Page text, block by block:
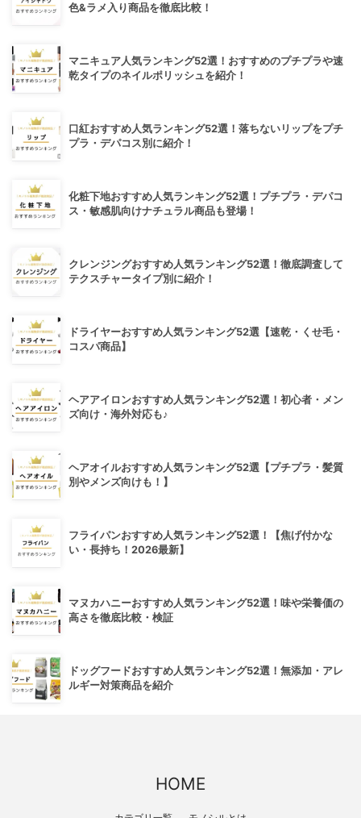
色&ラメ入り商品を徹底比較！
マニキュア人気ランキング52選！おすすめのプチプラや速
乾タイプのネイルポリッシュを紹介！
口紅おすすめ人気ランキング52選！落ちないリップをプチ
プラ・デパコス別に紹介！
化粧下地おすすめ人気ランキング52選！プチプラ・デパコ
ス・敏感肌向けナチュラル商品も登場！
クレンジングおすすめ人気ランキング52選！徹底調査して
テクスチャータイプ別に紹介！
ドライヤーおすすめ人気ランキング52選【速乾・くせ毛・
コスパ商品】
ヘアアイロンおすすめ人気ランキング52選！初心者・メン
ズ向け・海外対応も♪
ヘアオイルおすすめ人気ランキング52選【プチプラ・髪質
別やメンズ向けも！】
フライパンおすすめ人気ランキング52選！【焦げ付かな
い・長持ち！2026最新】
マヌカハニーおすすめ人気ランキング52選！味や栄養価の
高さを徹底比較・検証
ドッグフードおすすめ人気ランキング52選！無添加・アレ
ルギー対策商品を紹介
HOME